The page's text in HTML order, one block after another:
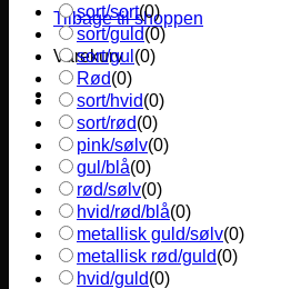
Tilbage til shoppen
Varekurv
sort/sort(0)
sort/guld(0)
sort/gul (0)
Rød(0)
sort/hvid(0)
sort/rød(0)
pink/sølv(0)
gul/blå(0)
rød/sølv(0)
hvid/rød/blå(0)
metallisk guld/sølv(0)
metallisk rød/guld(0)
hvid/guld(0)